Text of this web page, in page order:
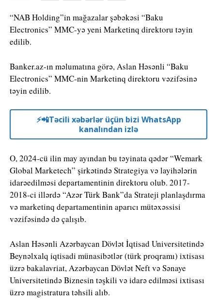
“NAB Holding”in mağazalar şəbəkəsi “Baku
Electronics” MMC-yə yeni Marketinq direktoru təyin
edilib.
Banker.az-ın məlumatına görə, Aslan Həsənli “Baku
Electronics” MMC-nin Marketinq direktoru vəzifəsinə
təyin edilib.
⚡️📲Təcili xəbərlər üçün bizi WhatsApp
kanalından izlə
O, 2024-cü ilin may ayından bu təyinata qədər “Wemark
Global Marketech” şirkətində Strategiya və layihələrin
idarəedilməsi departamentinin direktoru olub. 2017-
2018-ci illərdə “Azər Türk Bank”da Strateji planlaşdırma
və marketinq departamentinin aparıcı mütəxəssisi
vəzifəsində də çalışıb.
Aslan Həsənli Azərbaycan Dövlət İqtisad Universitetində
Beynəlxalq iqtisadi münasibətlər (türk proqramı) ixtisası
üzrə bakalavriat, Azərbaycan Dövlət Neft və Sənaye
Universitetində Biznesin təşkili və idarə edilməsi ixtisası
üzrə magistratura təhsili alıb.